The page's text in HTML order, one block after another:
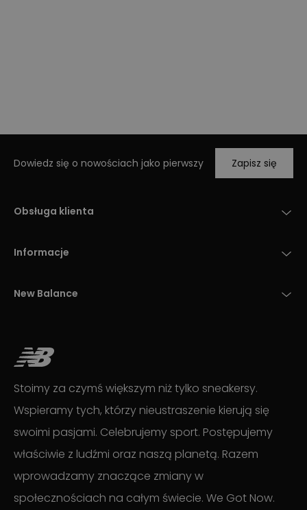
Dowiedz się o nowościach jako pierwszy Zapisz się
Obsługa klienta
Informacje
New Balance
Stoimy za czymś większym niż tylko sneakersy.
Wspieramy tych, którzy nieustraszenie kierują się
swoimi pasjami. Celebrujemy sport. Postępujemy
właściwie z ludźmi oraz naszą planetą. Razem
wprowadzamy znaczące zmiany w
społecznościach na całym świecie. We Got Now.